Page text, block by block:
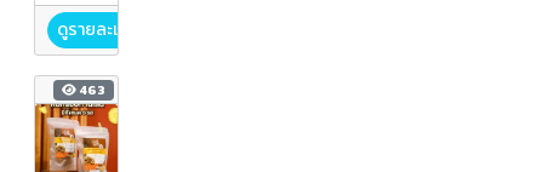
ดูรายละเอียด
463